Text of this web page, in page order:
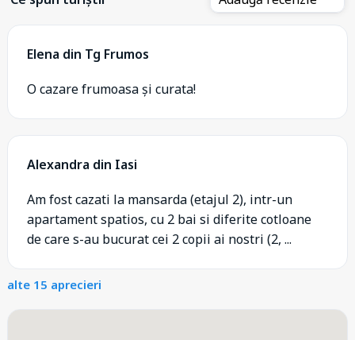
Elena din Tg Frumos
O cazare frumoasa și curata!
Alexandra din Iasi
Am fost cazati la mansarda (etajul 2), intr-un
apartament spatios, cu 2 bai si diferite cotloane
de care s-au bucurat cei 2 copii ai nostri (2, ...
alte 15 aprecieri